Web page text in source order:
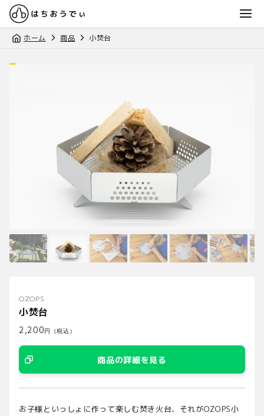
ホーム 商品 小焚台
OZOPS
小焚台
2,200円（税込）
商品の詳細を見る
お子様といっしょに作って楽しむ焚き火台、それがOZOPS小